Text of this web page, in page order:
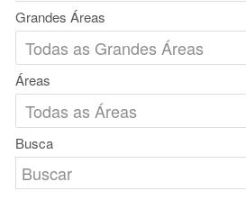
Grandes Áreas
Áreas
Busca